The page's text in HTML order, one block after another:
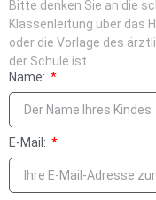
Bitte denken Sie an die
Klassenleitung über das
oder die Vorlage des
der Schule ist.
Name:
E-Mail: